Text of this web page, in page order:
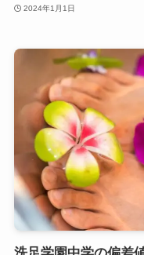
2024年1月1日